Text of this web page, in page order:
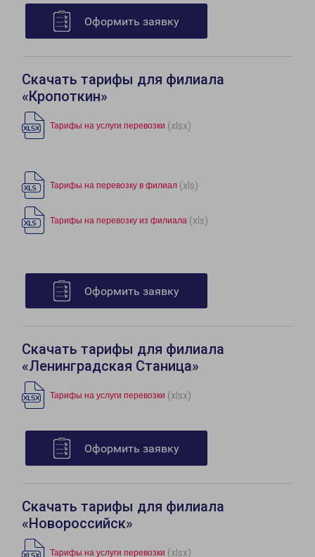
Оформить заявку
Скачать тарифы для филиала
«Кропоткин»
Тарифы на услуги перевозки (xlsx)
Тарифы на перевозку в филиал (xls)
Тарифы на перевозку из филиала (xls)
Оформить заявку
Скачать тарифы для филиала
«Ленинградская Станица»
Тарифы на услуги перевозки (xlsx)
Оформить заявку
Скачать тарифы для филиала
«Новороссийск»
Тарифы на услуги перевозки (xlsx)